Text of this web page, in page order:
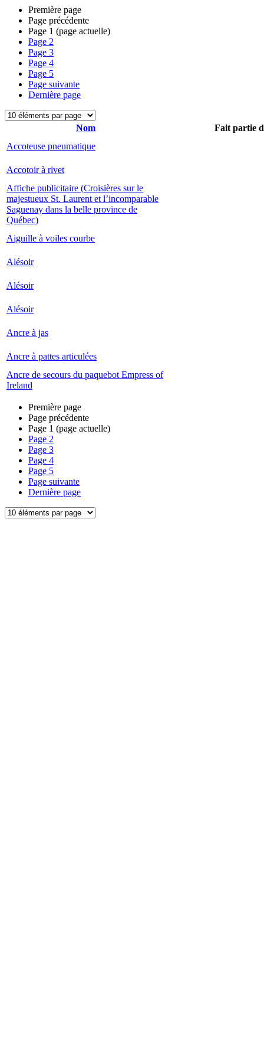
Première page
Page précédente
Page 1 (page actuelle)
Page 2
Page 3
Page 4
Page 5
Page suivante
Dernière page
Nom
Fait partie
Accoteuse pneumatique
Accotoir à rivet
Affiche publicitaire (Croisières sur le
majestueux St. Laurent et l’incomparable
Saguenay dans la belle province de
Québec)
Aiguille à voiles courbe
Alésoir
Alésoir
Alésoir
Ancre à jas
Ancre à pattes articulées
Ancre de secours du paquebot Empress of
Ireland
Première page
Page précédente
Page 1 (page actuelle)
Page 2
Page 3
Page 4
Page 5
Page suivante
Dernière page